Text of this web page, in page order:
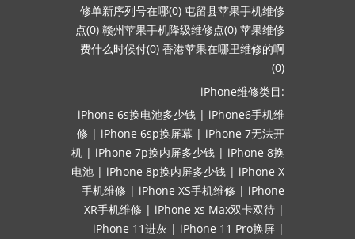
修单新序列号在哪(0) 屯留县苹果手机维修
点(0) 赣州苹果手机降级维修点(0) 苹果维修
费什么时候付(0) 香港苹果在哪里维修的啊
(0)
iPhone维修类目:
iPhone 6s换电池多少钱 | iPhone6手机维
修 | iPhone 6sp换屏幕 | iPhone 7无法开
机 | iPhone 7p换内屏多少钱 | iPhone 8换
电池 | iPhone 8p换内屏多少钱 | iPhone X
手机维修 | iPhone XS手机维修 | iPhone
XR手机维修 | iPhone xs Max双卡双待 |
iPhone 11进灰 | iPhone 11 Pro换屏 |